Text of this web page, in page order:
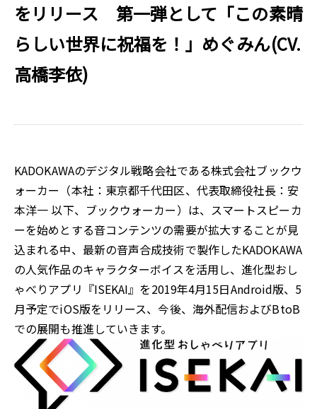
をリリース 第一弾として「この素晴
らしい世界に祝福を！」めぐみん(CV.
高橋李依)
KADOKAWAのデジタル戦略会社である株式会社ブックウ
ォーカー（本社：東京都千代田区、代表取締役社長：安
本洋一 以下、ブックウォーカー）は、スマートスピーカ
ーを始めとする音コンテンツの需要が拡大することが見
込まれる中、最新の音声合成技術で製作したKADOKAWA
の人気作品のキャラクターボイスを活用し、進化型おし
ゃべりアプリ『ISEKAI』を2019年4月15日Android版、5
月予定でiOS版をリリース、今後、海外配信およびBtoB
での展開も推進していきます。